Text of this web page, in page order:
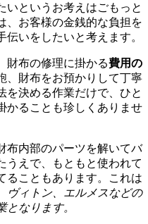
いというお考えはごもっと
、お客様の金銭的な負担を
いをしたいと考えます。
財布の修理に掛かる費用の
、財布をお預かりして丁寧
を決める作業だけで、ひと
かることも珍しくありませ
布内部のパーツを解いてバ
うえで、もともと使われて
ることもあります。これは
ヴィトン、エルメスなどの
なります。